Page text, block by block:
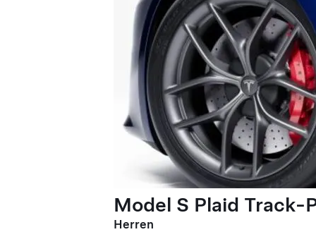
Model S Plaid Track-
Herren